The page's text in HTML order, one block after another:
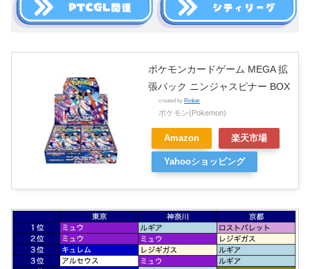
ポケモンカードゲーム MEGA 拡
張パック ニンジャスピナー BOX
created by Rinker
ポケモン(Pokemon)
Amazon 楽天市場
Yahooショッピング